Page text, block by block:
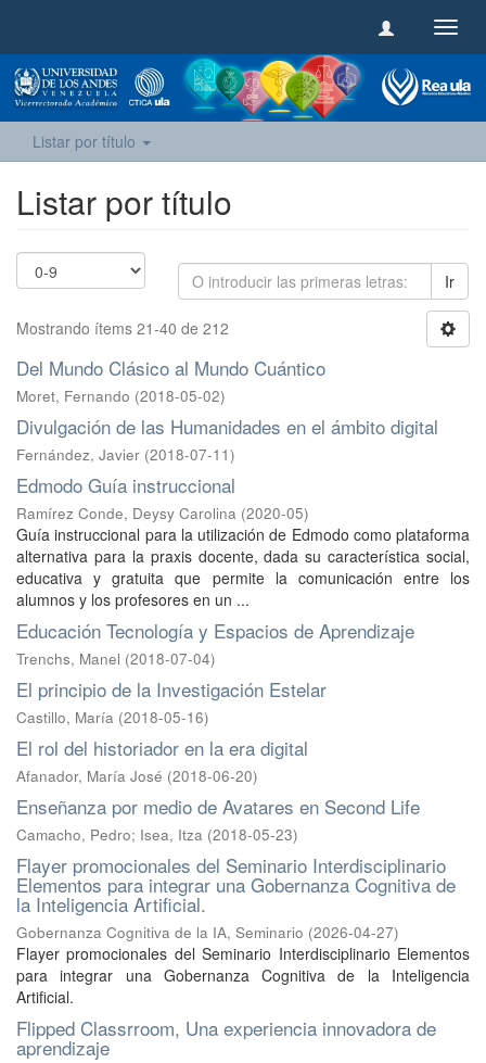
Listar por título
Listar por título
Ir
Mostrando ítems 21-40 de 212
Del Mundo Clásico al Mundo Cuántico
Moret, Fernando (2018-05-02)
Divulgación de las Humanidades en el ámbito digital
Fernández, Javier (2018-07-11)
Edmodo Guía instruccional
Ramírez Conde, Deysy Carolina (2020-05)
Guía instruccional para la utilización de Edmodo como plataforma
alternativa para la praxis docente, dada su característica social,
educativa y gratuita que permite la comunicación entre los
alumnos y los profesores en un ...
Educación Tecnología y Espacios de Aprendizaje
Trenchs, Manel (2018-07-04)
El principio de la Investigación Estelar
Castillo, María (2018-05-16)
El rol del historiador en la era digital
Afanador, María José (2018-06-20)
Enseñanza por medio de Avatares en Second Life
Camacho, Pedro; Isea, Itza (2018-05-23)
Flayer promocionales del Seminario Interdisciplinario
Elementos para integrar una Gobernanza Cognitiva de
la Inteligencia Artificial.
Gobernanza Cognitiva de la IA, Seminario (2026-04-27)
Flayer promocionales del Seminario Interdisciplinario Elementos
para integrar una Gobernanza Cognitiva de la Inteligencia
Artificial.
Flipped Classrroom, Una experiencia innovadora de
aprendizaje